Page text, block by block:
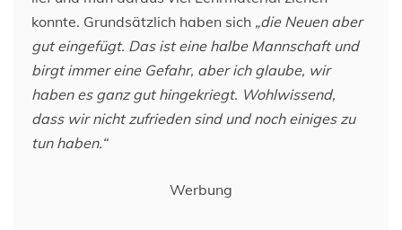
konnte. Grundsätzlich haben sich „die Neuen aber
gut eingefügt. Das ist eine halbe Mannschaft und
birgt immer eine Gefahr, aber ich glaube, wir
haben es ganz gut hingekriegt. Wohlwissend,
dass wir nicht zufrieden sind und noch einiges zu
tun haben.“
Werbung